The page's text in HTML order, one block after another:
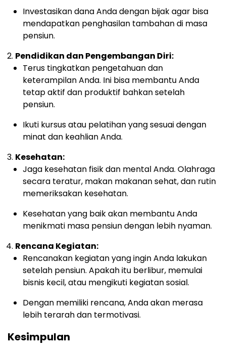
Investasikan dana Anda dengan bijak agar bisa
mendapatkan penghasilan tambahan di masa
pensiun.
Pendidikan dan Pengembangan Diri:
Terus tingkatkan pengetahuan dan
keterampilan Anda. Ini bisa membantu Anda
tetap aktif dan produktif bahkan setelah
pensiun.
Ikuti kursus atau pelatihan yang sesuai dengan
minat dan keahlian Anda.
Kesehatan:
Jaga kesehatan fisik dan mental Anda. Olahraga
secara teratur, makan makanan sehat, dan rutin
memeriksakan kesehatan.
Kesehatan yang baik akan membantu Anda
menikmati masa pensiun dengan lebih nyaman.
Rencana Kegiatan:
Rencanakan kegiatan yang ingin Anda lakukan
setelah pensiun. Apakah itu berlibur, memulai
bisnis kecil, atau mengikuti kegiatan sosial.
Dengan memiliki rencana, Anda akan merasa
lebih terarah dan termotivasi.
Kesimpulan